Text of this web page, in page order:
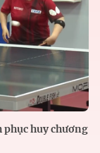
phục huy chương